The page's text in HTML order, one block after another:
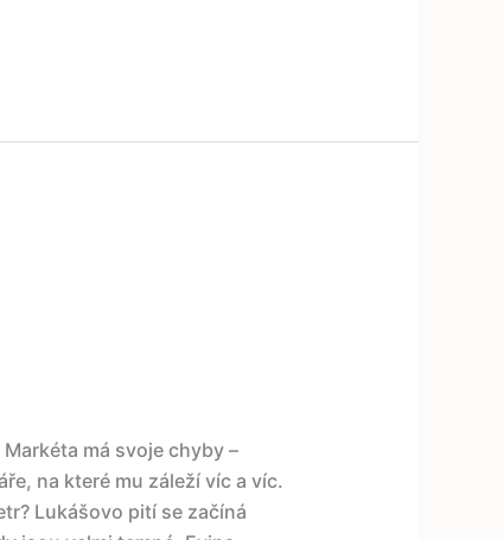
má svoje chyby –
na které mu záleží víc a víc.
Lukášovo pití se začíná